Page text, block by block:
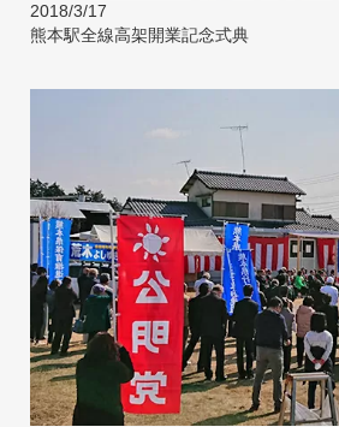
2018/3/17
熊本駅全線高架開業記念式典